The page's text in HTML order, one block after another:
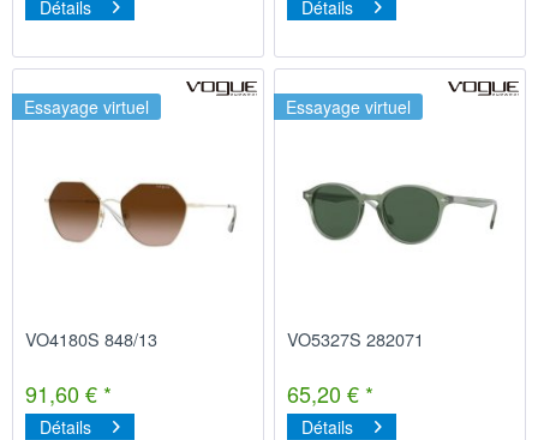
Détails Détails
Essayage virtuel
VO4180S 848/13
91,60 € *
Détails
Essayage virtuel
VO5327S 282071
65,20 € *
Détails